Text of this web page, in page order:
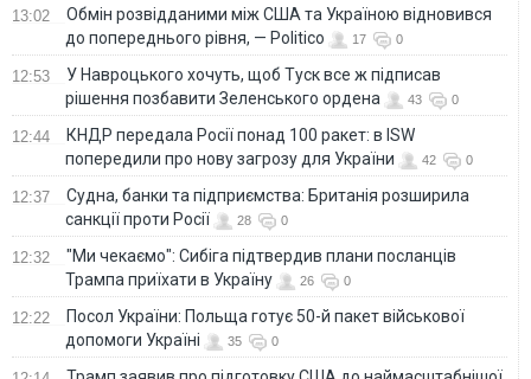
13:02
Обмін розвідданими між США та Україною відновився
до попереднього рівня, — Politico
17 0
12:53
У Навроцького хочуть, щоб Туск все ж підписав
рішення позбавити Зеленського ордена
43 0
12:44
КНДР передала Росії понад 100 ракет: в ISW
попередили про нову загрозу для України
42 0
12:37
Судна, банки та підприємства: Британія розширила
санкції проти Росії
28 0
12:32
"Ми чекаємо": Сибіга підтвердив плани посланців
Трампа приїхати в Україну
26 0
12:22
Посол України: Польща готує 50-й пакет військової
допомоги Україні
35 0